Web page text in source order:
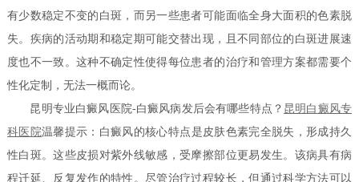
有少数稳定不变的白斑，而另一些患者可能面临全身大面积的色素脱
失。疾病的活动期和稳定期可能交替出现，且不同部位的白斑进展速
度也不一致。这种不确定性使得每位患者的治疗和管理方案都需要个
性化定制，无法一概而论。
昆明专业白癜风医院-白癜风病发后会有哪些特点？ 昆明白癜风专
科医院温馨提示：白癜风的核心特点是皮肤色素完全脱失，形成持久
性白斑。这些皮损对紫外线敏感，受摩擦部位更易发生。该病具有病
程迁延、反复发作的特性。尽管治疗过程较长，但通过科学方法可以